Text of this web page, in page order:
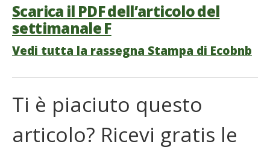
Scarica il PDF dell’articolo del
settimanale F
Vedi tutta la rassegna Stampa di Ecobnb
Ti è piaciuto questo
articolo? Ricevi gratis le